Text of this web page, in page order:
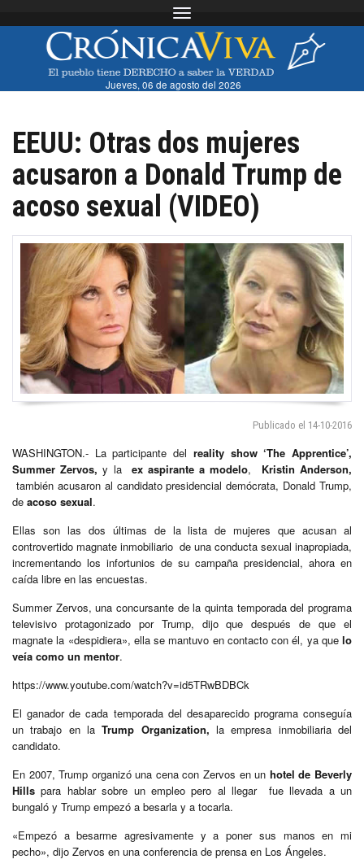
Toggle navigation
Jueves, 06 de agosto del 2026
EEUU: Otras dos mujeres
acusaron a Donald Trump de
acoso sexual (VIDEO)
Publicado el 14-10-2016
WASHINGTON.- La participante del reality show ‘The Apprentice’,
Summer Zervos, y la ex aspirante a modelo, Kristin Anderson,
también acusaron al candidato presidencial demócrata, Donald Trump,
de acoso sexual.
Ellas son las dos últimas de la lista de mujeres que acusan al
controvertido magnate inmobiliario de una conducta sexual inapropiada,
incrementando los infortunios de su campaña presidencial, ahora en
caída libre en las encuestas.
Summer Zervos, una concursante de la quinta temporada del programa
televisivo protagonizado por Trump, dijo que después de que el
magnate la «despidiera», ella se mantuvo en contacto con él, ya que lo
veía como un mentor.
https://www.youtube.com/watch?v=id5TRwBDBCk
El ganador de cada temporada del desaparecido programa conseguía
un trabajo en laTrump Organization, la empresa inmobiliaria del
candidato.
En 2007, Trump organizó una cena con Zervos en un hotel de Beverly
Hills para hablar sobre un empleo pero al llegar fue llevada a un
bungaló y Trump empezó a besarla y a tocarla.
«Empezó a besarme agresivamente y a poner sus manos en mi
pecho», dijo Zervos en una conferencia de prensa en Los Ángeles.